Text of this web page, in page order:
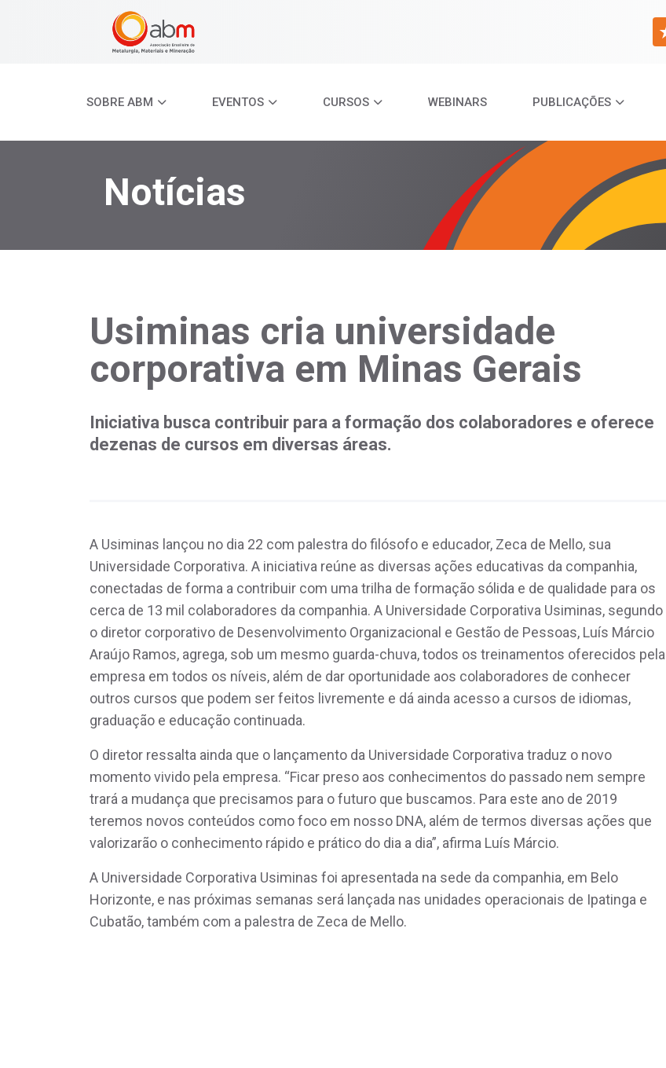
SOBRE ABM EVENTOS CURSOS WEBINARS PUBLICAÇÕES
Notícias
Usiminas cria universidade
corporativa em Minas Gerais
Iniciativa busca contribuir para a formação dos colaboradores e oferece
dezenas de cursos em diversas áreas.
A Usiminas lançou no dia 22 com palestra do filósofo e educador, Zeca de Mello, sua
Universidade Corporativa. A iniciativa reúne as diversas ações educativas da companhia,
conectadas de forma a contribuir com uma trilha de formação sólida e de qualidade para os
cerca de 13 mil colaboradores da companhia. A Universidade Corporativa Usiminas, segundo
o diretor corporativo de Desenvolvimento Organizacional e Gestão de Pessoas, Luís Márcio
Araújo Ramos, agrega, sob um mesmo guarda-chuva, todos os treinamentos oferecidos pela
empresa em todos os níveis, além de dar oportunidade aos colaboradores de conhecer
outros cursos que podem ser feitos livremente e dá ainda acesso a cursos de idiomas,
graduação e educação continuada.
O diretor ressalta ainda que o lançamento da Universidade Corporativa traduz o novo
momento vivido pela empresa. “Ficar preso aos conhecimentos do passado nem sempre
trará a mudança que precisamos para o futuro que buscamos. Para este ano de 2019
teremos novos conteúdos como foco em nosso DNA, além de termos diversas ações que
valorizarão o conhecimento rápido e prático do dia a dia”, afirma Luís Márcio.
A Universidade Corporativa Usiminas foi apresentada na sede da companhia, em Belo
Horizonte, e nas próximas semanas será lançada nas unidades operacionais de Ipatinga e
Cubatão, também com a palestra de Zeca de Mello.